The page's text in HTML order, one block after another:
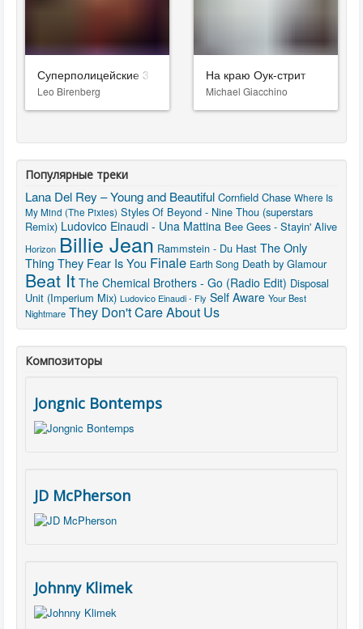
Суперполицейские 3
Leo Birenberg
На краю Оук-стрит
Michael Giacchino
Популярные треки
Lana Del Rey – Young and Beautiful Cornfield Chase Where Is
My Mind (The Pixies) Styles Of Beyond - Nine Thou (superstars
Remix) Ludovico Einaudi - Una Mattina Bee Gees - Stayin' Alive
Horizon Billie Jean Rammstein - Du Hast The Only
Thing They Fear Is You Finale Earth Song Death by Glamour
Beat It The Chemical Brothers - Go (Radio Edit) Disposal
Unit (Imperium Mix) Ludovico Einaudi - Fly Self Aware Your Best
Nightmare They Don't Care About Us
Композиторы
Jongnic Bontemps
JD McPherson
Johnny Klimek